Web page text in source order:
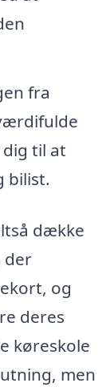
fra
til at
bilist.
dække
der
og
deres
køreskole
men